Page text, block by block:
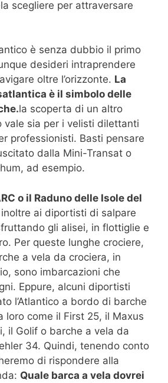
scegliere per attraversare
è senza dubbio il primo
desideri intraprendere
oltre l’orizzonte. La
è il simbolo delle
la scoperta di un altro
vale sia per i velisti dilettanti
professionisti. Basti pensare
dalla Mini-Transat o
ad esempio.
o il Raduno delle Isole del
ai diportisti di salpare
gli alisei, in flottiglie e
Per queste lunghe crociere,
a vela da crociera, in
sono imbarcazioni che
Eppure, alcuni diportisti
l’Atlantico a bordo di barche
loro come il First 25, il Maxus
il Golif o barche a vela da
34. Quindi, tenendo conto
di rispondere alla
Quale barca a vela dovrei